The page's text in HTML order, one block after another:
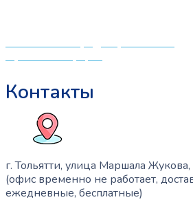
Политика конфиденциальности
Публичная оферта
Контакты
г. Тольятти, улица Маршала
(офис временно не работает,
ежедневные, бесплатные)